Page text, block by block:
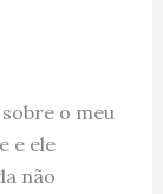
o meu
e ele
não